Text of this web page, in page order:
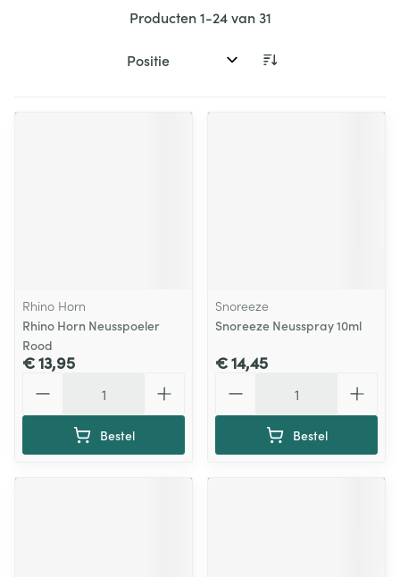
Producten1-24van31
Sorteer op:
Rhino Horn
Rhino Horn Neusspoeler
Rood
€ 13,95
Bestel
Snoreeze
Snoreeze Neusspray 10ml
€ 14,45
Bestel